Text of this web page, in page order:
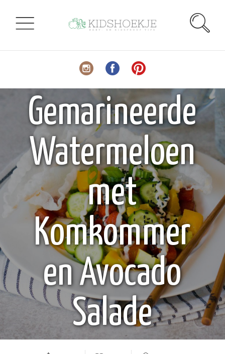
Gemarineerde
Watermeloen
met
Komkommer
en Avocado
Salade